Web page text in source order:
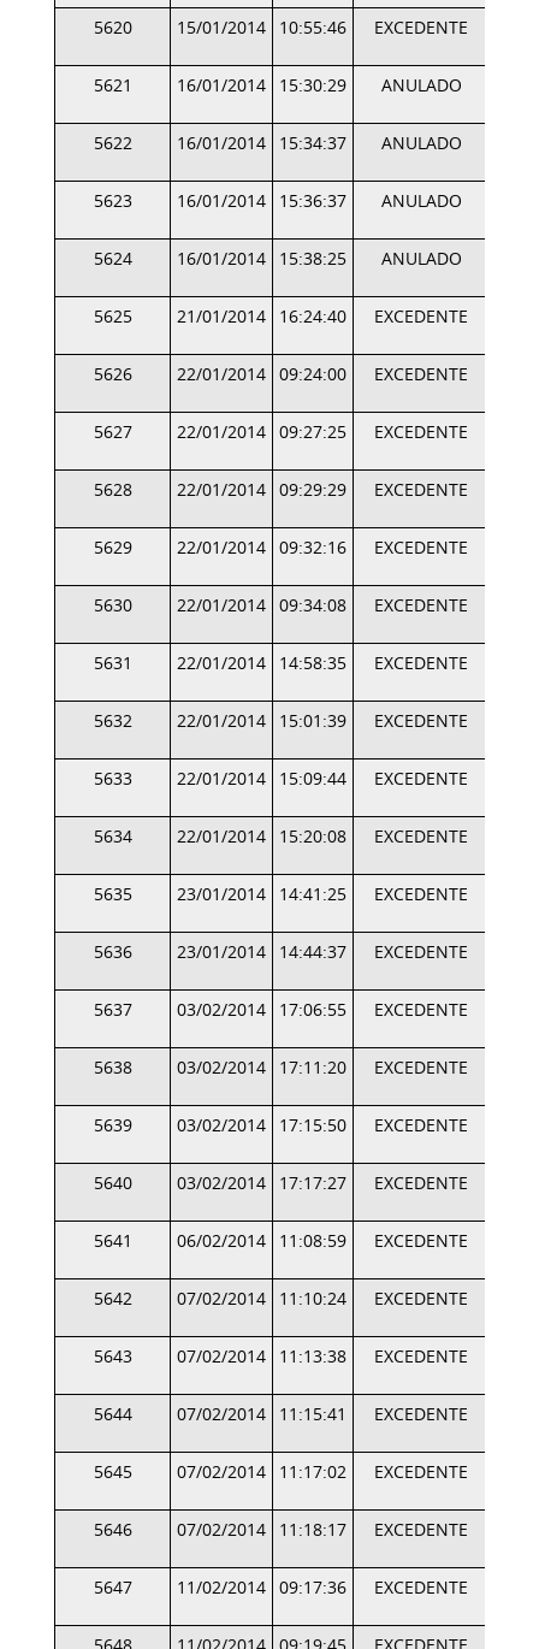
5620 15/01/2014 10:55:46 EXCEDENTE
5621 16/01/2014 15:30:29 ANULADO
5622 16/01/2014 15:34:37 ANULADO
5623 16/01/2014 15:36:37 ANULADO
5624 16/01/2014 15:38:25 ANULADO
5625 21/01/2014 16:24:40 EXCEDENTE
5626 22/01/2014 09:24:00 EXCEDENTE
5627 22/01/2014 09:27:25 EXCEDENTE
5628 22/01/2014 09:29:29 EXCEDENTE
5629 22/01/2014 09:32:16 EXCEDENTE
5630 22/01/2014 09:34:08 EXCEDENTE
5631 22/01/2014 14:58:35 EXCEDENTE
5632 22/01/2014 15:01:39 EXCEDENTE
5633 22/01/2014 15:09:44 EXCEDENTE
5634 22/01/2014 15:20:08 EXCEDENTE
5635 23/01/2014 14:41:25 EXCEDENTE
5636 23/01/2014 14:44:37 EXCEDENTE
5637 03/02/2014 17:06:55 EXCEDENTE
5638 03/02/2014 17:11:20 EXCEDENTE
5639 03/02/2014 17:15:50 EXCEDENTE
5640 03/02/2014 17:17:27 EXCEDENTE
5641 06/02/2014 11:08:59 EXCEDENTE
5642 07/02/2014 11:10:24 EXCEDENTE
5643 07/02/2014 11:13:38 EXCEDENTE
5644 07/02/2014 11:15:41 EXCEDENTE
5645 07/02/2014 11:17:02 EXCEDENTE
5646 07/02/2014 11:18:17 EXCEDENTE
5647 11/02/2014 09:17:36 EXCEDENTE